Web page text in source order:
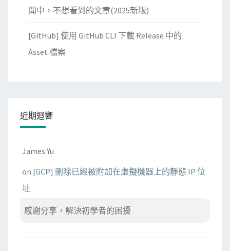
聞中，不想看到的文章(2025新版)
[GitHub] 使用 GitHub CLI 下載 Release 中的
Asset 檔案
近期迴響
James Yu
on [GCP] 刪除已經被附加在虛擬機器上的靜態 IP 位
址
感謝分享，解決初學者的困擾